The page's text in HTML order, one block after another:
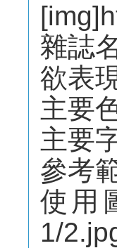
雜誌
欲表
主要
主要
參考
使用
1/